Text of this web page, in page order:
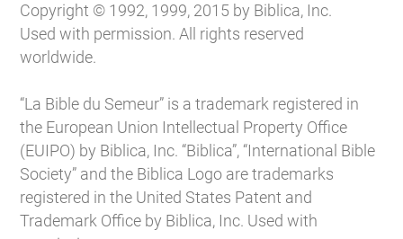
Copyright © 1992, 1999, 2015 by Biblica, Inc.
Used with permission. All rights reserved
worldwide.
“La Bible du Semeur” is a trademark registered in
the European Union Intellectual Property Office
(EUIPO) by Biblica, Inc. “Biblica”, “International Bible
Society” and the Biblica Logo are trademarks
registered in the United States Patent and
Trademark Office by Biblica, Inc. Used with